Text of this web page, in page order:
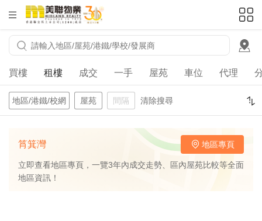
HKD ft²
買樓 租樓 成交 一手 屋苑 車位 代理
地區/港鐵/校網 屋苑 間隔 清除搜尋
筲箕灣 地區專頁
立即查看地區專頁，一覽3年內成交走勢、區內屋苑比較等全面
地區資訊！